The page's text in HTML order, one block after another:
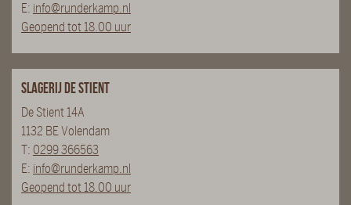
E: info@runderkamp.nl
Geopend tot 18.00 uur
Slagerij De Stient
De Stient 14A
1132 BE Volendam
T: 0299 366563
E: info@runderkamp.nl
Geopend tot 18.00 uur